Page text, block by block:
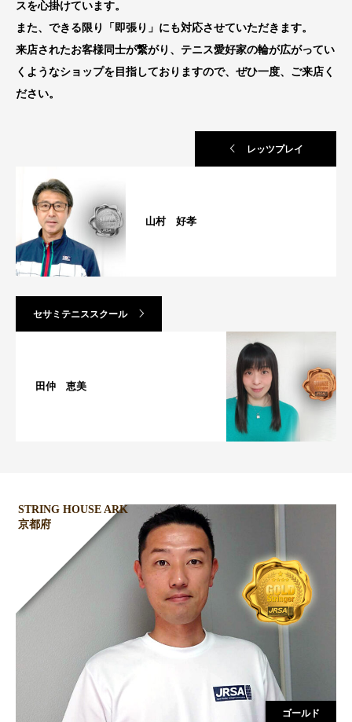
スを心掛けています。
また、できる限り「即張り」にも対応させていただきます。
来店されたお客様同士が繋がり、テニス愛好家の輪が広がってい
くようなショップを目指しておりますので、ぜひ一度、ご来店く
ださい。
レッツプレイ
山村 好孝
セサミテニススクール
田仲 恵美
STRING HOUSE ARK
京都府
ゴールド